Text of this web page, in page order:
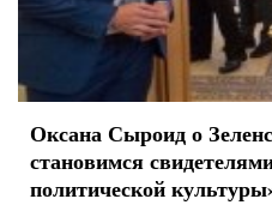
Оксана Сыроид о
становимся
политической